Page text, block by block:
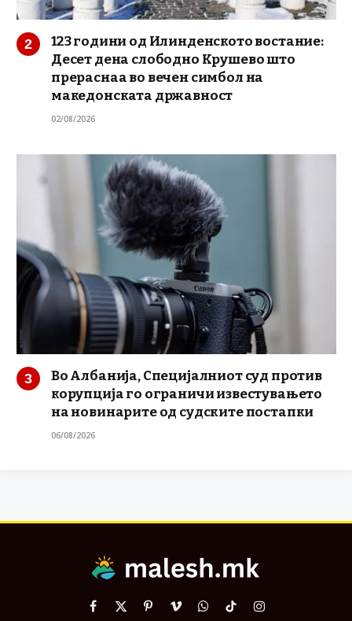
123 години од Илинденското востание:
Десет дена слободно Крушево што
прераснаа во вечен симбол на
македонската државност
02/08/2026
Во Албанија, Специјалниот суд против
корупција го ограничи известувањето
на новинарите од судските постапки
06/08/2026
Facebook
X
PinterestVimeoWhatsApp
TikTokInstagram